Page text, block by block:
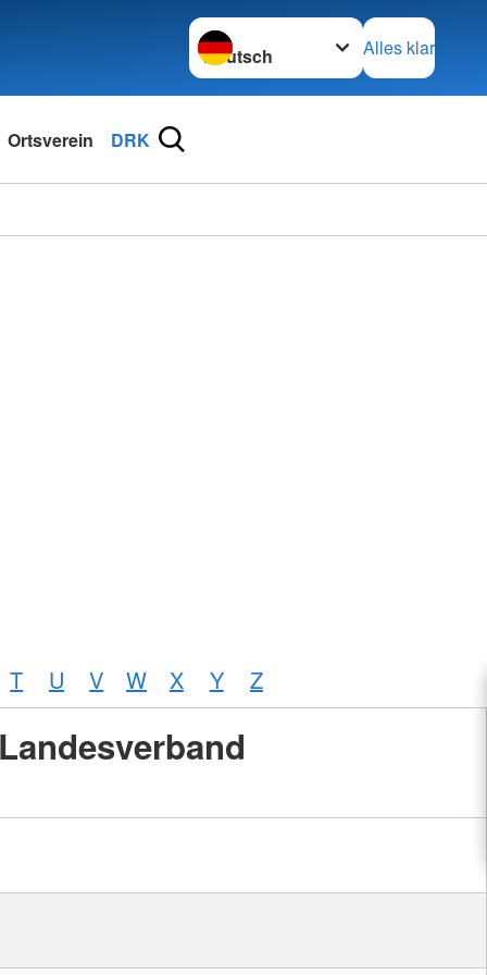
Sprache wechseln zu
Alles klar
Ortsverein DRK
T U V W X Y Z